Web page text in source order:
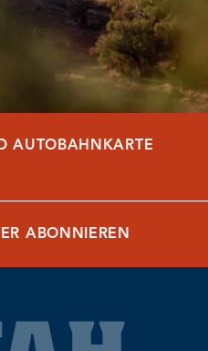
AUTOBAHNKARTE
ABONNIEREN